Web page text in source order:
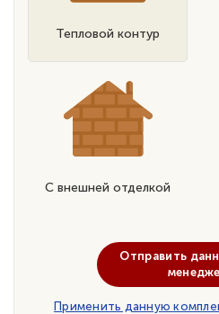
Тепловой контур
С внешней отделкой
Отправить
Применить данную